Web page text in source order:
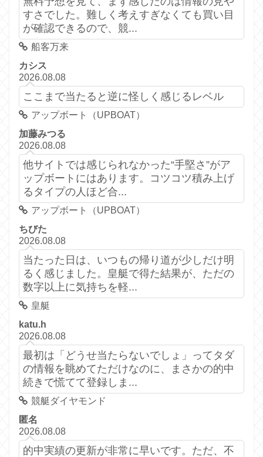
すさでした。難しく考えすぎなくても買い目
が確認できるので、競...
船客万来
カシス
2026.08.08
ここまで当たると逆に怪しく感じるレベル
アップボート（UPBOAT）
加藤みつる
2026.08.08
他サイトでは感じられなかった“手堅さ”がア
ップボートにはあります。コツコツ積み上げ
るタイプの人ほど合...
アップボート（UPBOAT）
ちびた
2026.08.08
当たった日は、いつもの帰り道が少しだけ明
るく感じました。皇艇で得た結果が、ただの
数字以上に気持ちを軽...
皇艇
katu.h
2026.08.08
最初は「どうせ当たらないでしょ」ってタダ
の情報を眺めてただけなのに、まさかの的中
続きで慌てて登録しま...
競艇ダイヤモンド
匿名
2026.08.08
的中実績の更新が非常に早いです。ただ、不